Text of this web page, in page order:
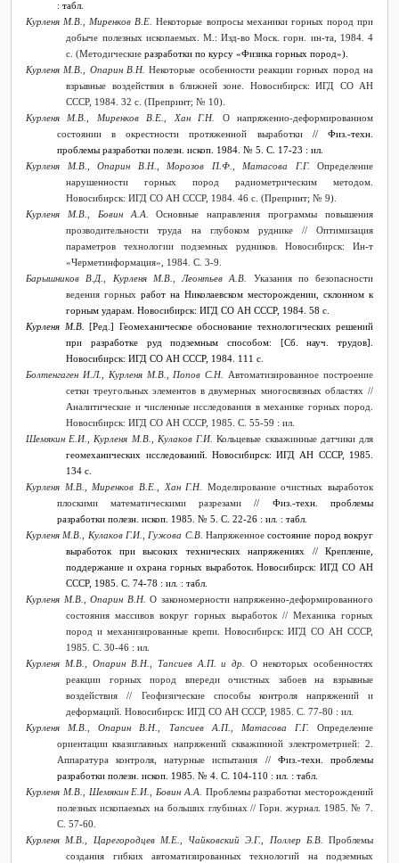
: табл.
Курленя М.В., Миренков В.Е.Некоторые вопросы механики горных пород при
добыче полезных ископаемых. М.: Изд-во Моск. горн. ин-та, 1984. 4
с. (Методическиеразработки по курсу «Физика горных пород»).
Курленя М.В., Опарин В.Н.Некоторые особенности реакции горных пород на
взрывные воздействия в ближней зоне. Новосибирск: ИГД СО АН
СССР, 1984. 32 с. (Препринт; № 10).
Курленя М.В., Миренков В.Е., Хан Г.Н. О напряженно-деформированном
состоянии в окрестности протяженной выработки // Физ.-техн.
проблемы разработки полезн. ископ. 1984. № 5. С. 17-23 : ил.
Курленя М.В., Опарин В.Н., Морозов П.Ф., Матасова Г.Г. Определение
нарушенности горных пород радиометрическим методом.
Новосибирск: ИГД СО АН СССР, 1984. 46 с. (Препринт; № 9).
Курленя М.В., Бовин А.А.Основные направления программы повышения
прозводительности труда на глубоком руднике // Оптимизация
параметров технологии подземных рудников. Новосибирск: Ин-т
«Черметинформация», 1984. С. 3-9.
Барышников В.Д., Курленя М.В., Леонтьев А.В. Указания по безопасности
ведения горныхработ на Николаевском месторождении, склонном к
горным ударам. Новосибирск: ИГД СО АН СССР, 1984. 58 с.
Курленя М.В. [Ред.] Геомеханическое обоснование технологических решений
при разработке руд подземным способом: [Сб. науч. трудов].
Новосибирск: ИГД СО АН СССР, 1984. 111 с.
Болтенгаген И.Л., Курленя М.В., Попов С.Н.Автоматизированное построение
сетки треугольных элементов в двумерных многосвязных областях //
Аналитические и численные исследования в механике горных пород.
Новосибирск: ИГД СО АН СССР, 1985. С. 55-59 : ил.
Шемякин Е.И., Курленя М.В., Кулаков Г.И.Кольцевые скважинные датчики для
геомеханических исследований. Новосибирск: ИГД АН СССР, 1985.
134 с.
Курленя М.В., Миренков В.Е., Хан Г.Н. Моделирование очистных выработок
плоскими математическими разрезами// Физ.-техн. проблемы
разработки полезн. ископ. 1985. № 5. С. 22-26 : ил. : табл.
Курленя М.В., Кулаков Г.И., Гужова С.В. Напряженноесостояние пород вокруг
выработок при высоких технических напряжениях // Крепление,
поддержание и охрана горных выработок. Новосибирск: ИГД СО АН
СССР, 1985. С. 74-78 : ил. : табл.
Курленя М.В., Опарин В.Н. О закономерности напряженно-деформированного
состояния массивов вокруг горных выработок // Механика горных
пород и механизированные крепи. Новосибирск: ИГД СО АН СССР,
1985. С. 30-46 : ил.
Курленя М.В., Опарин В.Н., Тапсиев А.П. и др.О некоторых особенностях
реакции горных пород впереди очистных забоев на взрывные
воздействия // Геофизические способы контроля напряжений и
деформаций. Новосибирск: ИГД СО АН СССР, 1985. С. 77-80 : ил.
Курленя М.В., Опарин В.Н., Тапсиев А.П., Матасова Г.Г. Определение
ориентации квазиглавных напряжений скважинной электрометрией: 2.
Аппаратура контроля, натурные испытания // Физ.-техн. проблемы
разработки полезн. ископ. 1985. № 4. С. 104-110 : ил. : табл.
Курленя М.В., Шемякин Е.И., Бовин А.А. Проблемы разработки месторождений
полезных ископаемых на больших глубинах // Горн. журнал. 1985. № 7.
С. 57-60.
Курленя М.В., Царегородцев М.Е., Чайковский Э.Г., Поллер Б.В. Проблемы
создания гибких автоматизированных технологий на подземных